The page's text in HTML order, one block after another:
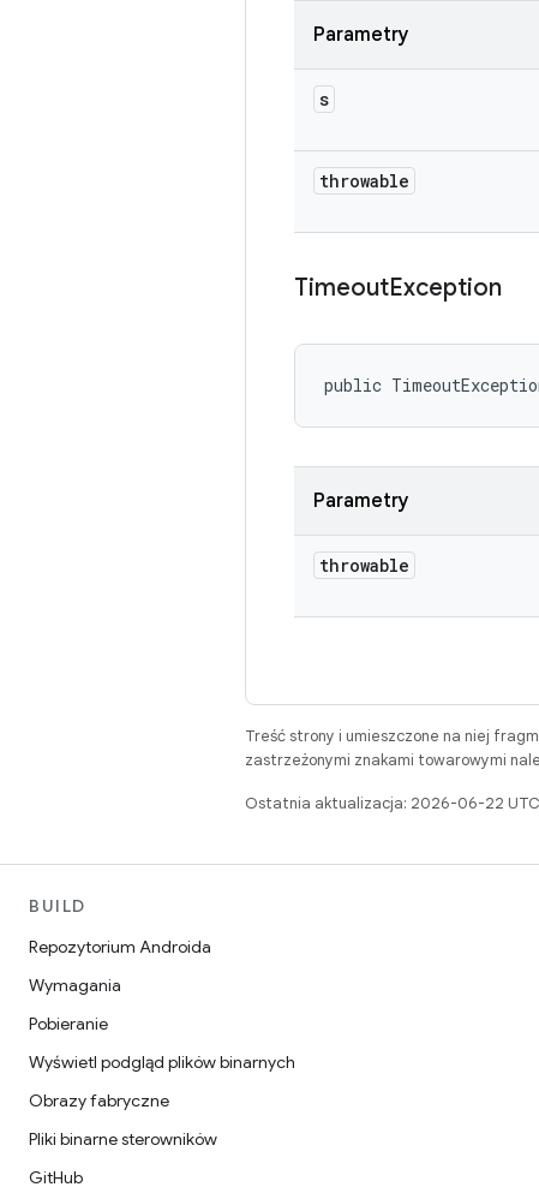
Parametry
s
throwable
TimeoutException
public
Parametry
throwable
Treść strony i umieszczone na niej
zastrzeżonymi znakami towarowymi
Ostatnia aktualizacja: 2026-06-22
BUILD
Repozytorium Androida
Wymagania
Pobieranie
Wyświetl podgląd plików binarnych
Obrazy fabryczne
Pliki binarne sterowników
GitHub